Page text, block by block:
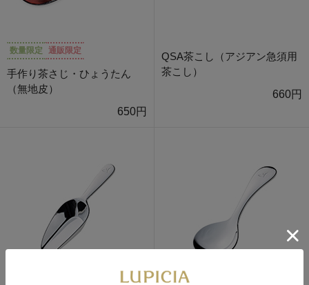
数量限定 通販限定
手作り茶さじ・ひょうたん
（無地皮）
650円
QSA茶こし（アジアン急須用
茶こし）
660円